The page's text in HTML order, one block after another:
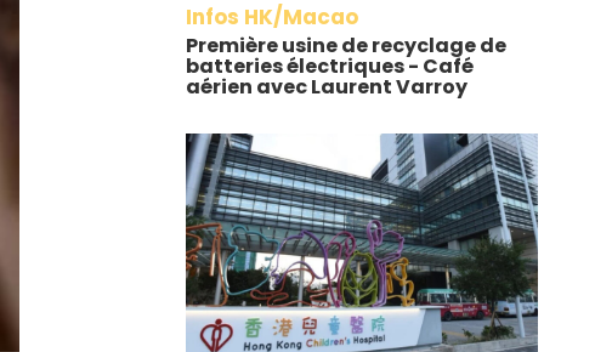
Infos HK/Macao
Première usine de recyclage de
batteries électriques - Café
aérien avec Laurent Varroy